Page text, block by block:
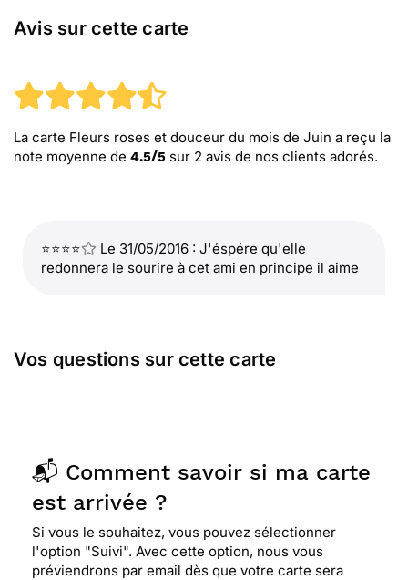
Avis sur cette carte
La carte Fleurs roses et douceur du mois de Juin a reçu la
note moyenne de 4.5/5 sur 2 avis de nos clients adorés.
⭐⭐⭐⭐
Le 31/05/2016 : J'éspére qu'elle
redonnera le sourire à cet ami en principe il aime
Vos questions sur cette carte
📬 Comment savoir si ma carte
est arrivée ?
Si vous le souhaitez, vous pouvez sélectionner
l'option "Suivi". Avec cette option, nous vous
préviendrons par email dès que votre carte sera